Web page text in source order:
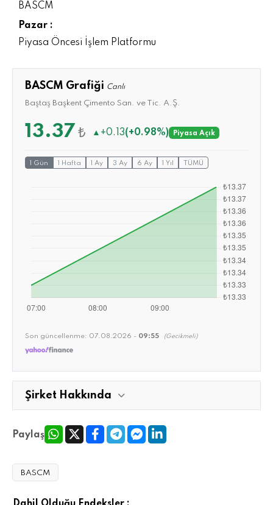
BASCM
Pazar :
Piyasa Öncesi İşlem Platformu
BASCM Grafiği Canlı
Baştaş Başkent Çimento San. ve Tic. A.Ş.
13.37 ₺ ▲ +0.13(+0.98%) Piyasa Açık
1 Gün 1 Hafta 1 Ay 3 Ay 6 Ay 1 Yıl TÜMÜ
Son güncellenme: 07.08.2026 - 09:55 (Gecikmeli)
Şirket Hakkında
Paylaş
BASCM